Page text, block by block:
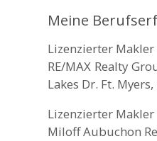
Meine
Lizenzierter Makler
RE/MAX Realty
Lakes Dr. Ft.
Lizenzierter Makler
Miloff Aubuchon